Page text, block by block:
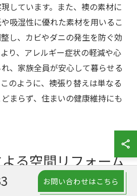
しています。また、襖の素材に
吸湿性に優れた素材を用いるこ
し、カビやダニの発生を防ぐ効
り、アレルギー症状の軽減や心
、家族全員が安心して暮らせる
のように、襖張り替えは単なる
まらず、住まいの健康維持にも
る空間リフォーム
お問い合わせはこちら